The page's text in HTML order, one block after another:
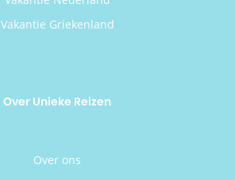
Vakantie Griekenland
Over Unieke Reizen
Over ons